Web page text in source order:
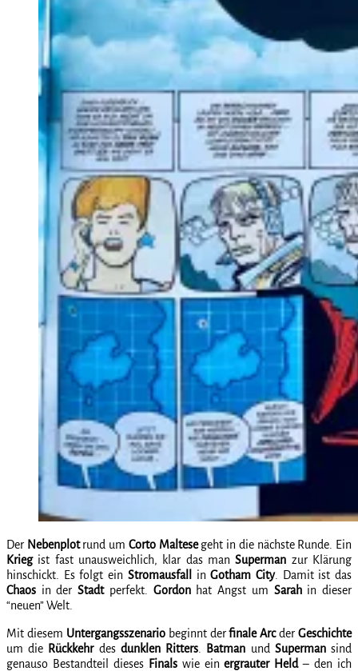
Der Nebenplotrund um Corto Maltesegeht in die nächste Runde. Ein
Kriegist fast unausweichlich, klar das manSuperman zur Klärung
hinschickt. Es folgt ein Stromausfall inGotham City. Damit ist das
Chaos in derStadtperfekt. Gordonhat Angst um Sarah in dieser
“neuen” Welt.
Mit diesem Untergangsszenariobeginnt derfinale Arcder Geschichte
um die Rückkehrdes dunklen Ritters Batman und Supermansind
genauso Bestandteil dieses Finalswie einergrauter Held– den ich